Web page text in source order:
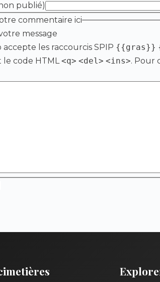
publié)
commentaire ici
message
accepte les raccourcis SPIP {{gras}}
le code HTML<q> <del> <ins>. Pour